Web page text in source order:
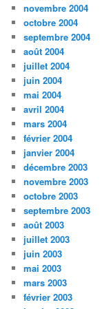
novembre 2004
octobre 2004
septembre 2004
août 2004
juillet 2004
juin 2004
mai 2004
avril 2004
mars 2004
février 2004
janvier 2004
décembre 2003
novembre 2003
octobre 2003
septembre 2003
août 2003
juillet 2003
juin 2003
mai 2003
mars 2003
février 2003